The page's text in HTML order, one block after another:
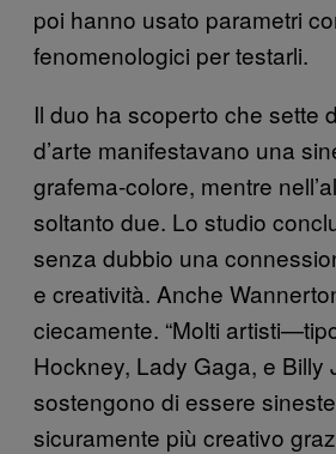
poi hanno usato parametri
fenomenologici per testarli.
Il duo ha scoperto che sette
d’arte manifestavano una
grafema-colore, mentre
soltanto due. Lo studio
senza dubbio una
e creatività. Anche
ciecamente. “Molti
Hockney, Lady Gaga, e
sostengono di essere
sicuramente più creativo